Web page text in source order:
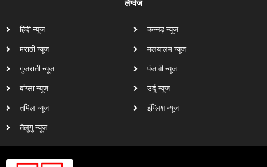
लैंग्वेज
हिंदी न्यूज
मराठी न्यूज
गुजराती न्यूज
बांग्ला न्यूज
तमिल न्यूज
तेलुगु न्यूज
कन्नड़ न्यूज
मलयालम न्यूज
पंजाबी न्यूज
उर्दू न्यूज
इंग्लिश न्यूज